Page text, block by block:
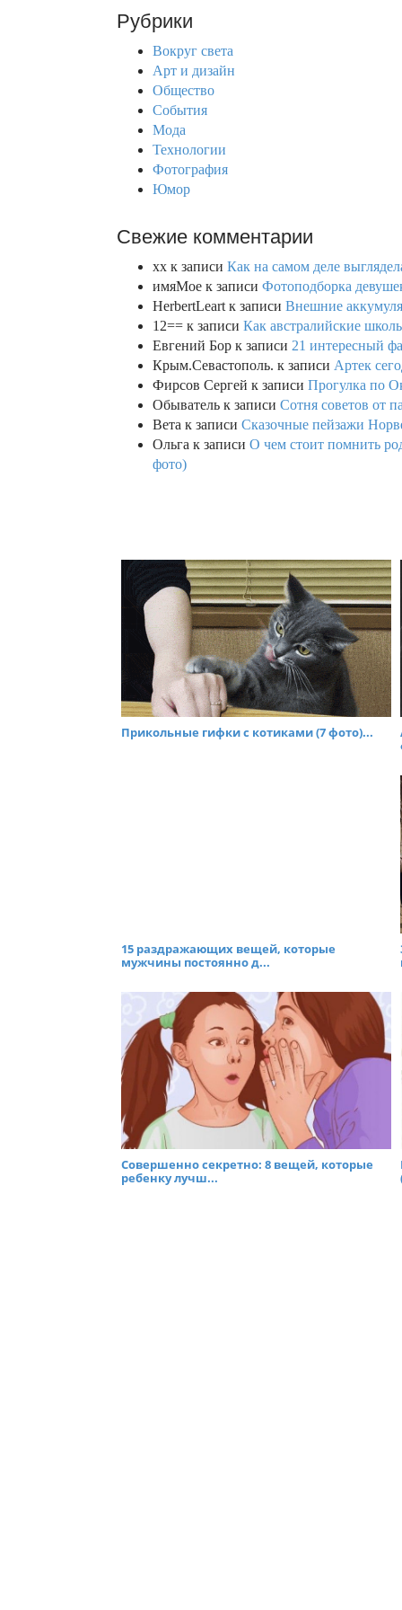
c
Рубрики
Вокруг света
Арт и дизайн
Общество
События
Мода
Технологии
Фотография
Юмор
Свежие комментарии
xx к записи Как на самом деле
имяМое к записи Фотоподборка
HerbertLeart к записи Внешние
12== к записи Как австралийские
Евгений Бор к записи 21 интересный
Крым.Севастополь. к записи Артек
Фирсов Сергей к записи Прогулка по
Обыватель к записи Сотня советов от
Вета к записи Сказочные пейзажи
Ольга к записи О чем стоит помнить
фото)
Прикольные гифки с котиками (7 фото)...
15 раздражающих вещей, которые
мужчины постоянно д...
Совершенно секретно: 8 вещей, которые
ребенку лучш...